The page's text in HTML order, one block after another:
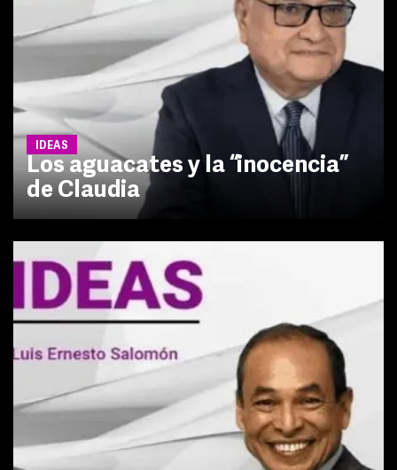
IDEAS
Los aguacates y la “inocencia”
de Claudia